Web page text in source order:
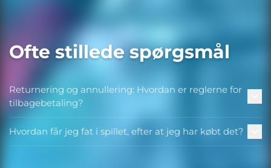
Ofte stillede spørgsmål
Returnering og annullering: Hvordan er reglerne for
tilbagebetaling?
Hvordan får jeg fat i spillet, efter at jeg har købt det?